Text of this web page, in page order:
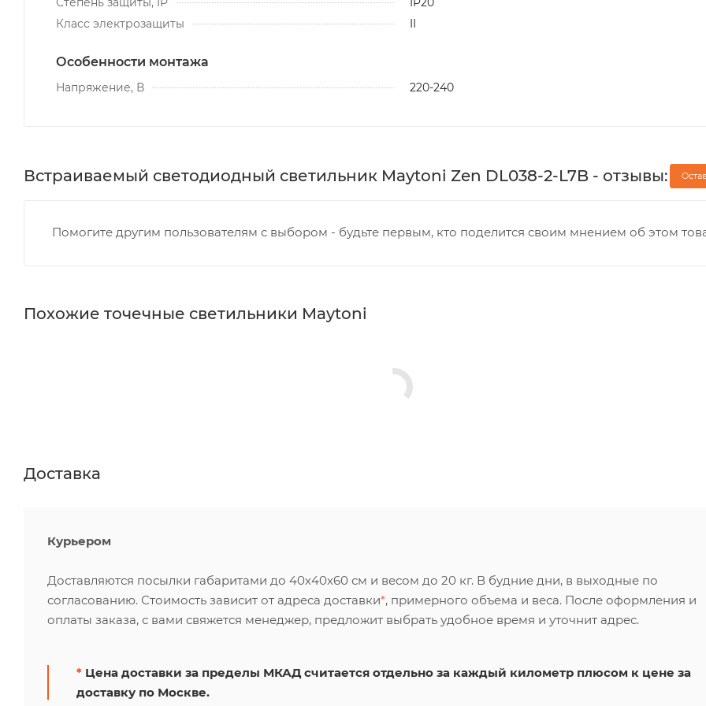
Класс электрозащиты
II
Особенности монтажа
Напряжение, В 220-240
Встраиваемый светодиодный светильник Maytoni Zen DL038-2-L7B - отзывы:
Помогите другим пользователям с выбором - будьте первым, кто поделится своим мнением об этом
Похожие точечные светильники Maytoni
Доставка
Курьером
Доставляются посылки габаритами до 40х40х60 см и весом до 20 кг. В будние дни, в выходные по
согласованию. Стоимость зависит от адреса доставки*, примерного объема и веса. После оформления и
оплаты заказа, с вами свяжется менеджер, предложит выбрать удобное время и уточнит адрес.
* Цена доставки за пределы МКАД считается отдельно за каждый километр плюсом к цене за
доставку по Москве.